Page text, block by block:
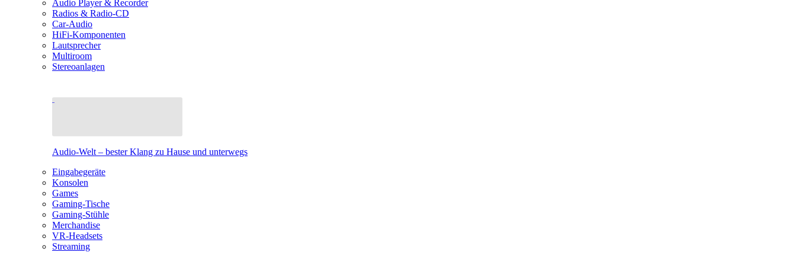
Audio Player & Recorder
Radios & Radio-CD
Car-Audio
HiFi-Komponenten
Lautsprecher
Multiroom
Stereoanlagen
Audio-Welt – bester Klang zu Hause und unterwegs
Eingabegeräte
Konsolen
Games
Gaming-Tische
Gaming-Stühle
Merchandise
VR-Headsets
Streaming